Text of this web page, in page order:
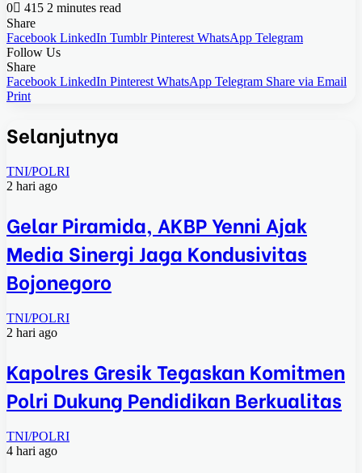
0
415 2 minutes read
Share
Facebook LinkedIn Tumblr Pinterest WhatsApp Telegram
Follow Us
Share
Facebook LinkedIn Pinterest WhatsApp Telegram Share via Email
Print
Selanjutnya
TNI/POLRI
2 hari ago
Gelar Piramida, AKBP Yenni Ajak
Media Sinergi Jaga Kondusivitas
Bojonegoro
TNI/POLRI
2 hari ago
Kapolres Gresik Tegaskan Komitmen
Polri Dukung Pendidikan Berkualitas
TNI/POLRI
4 hari ago